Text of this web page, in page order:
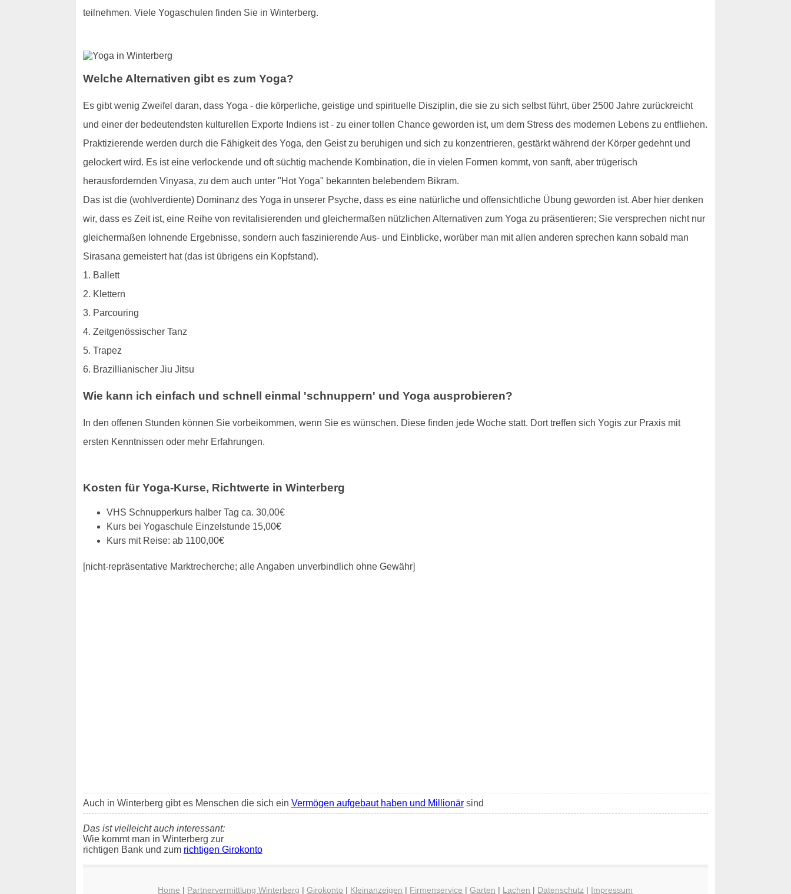
teilnehmen. Viele Yogaschulen finden Sie in Winterberg.
Welche Alternativen gibt es zum Yoga?
Es gibt wenig Zweifel daran, dass Yoga - die körperliche, geistige und spirituelle Disziplin, die sie zu sich selbst führt, über 2500 Jahre zurückreicht
und einer der bedeutendsten kulturellen Exporte Indiens ist - zu einer tollen Chance geworden ist, um dem Stress des modernen Lebens zu entfliehen.
Praktizierende werden durch die Fähigkeit des Yoga, den Geist zu beruhigen und sich zu konzentrieren, gestärkt während der Körper gedehnt und
gelockert wird. Es ist eine verlockende und oft süchtig machende Kombination, die in vielen Formen kommt, von sanft, aber trügerisch
herausfordernden Vinyasa, zu dem auch unter "Hot Yoga" bekannten belebendem Bikram.
Das ist die (wohlverdiente) Dominanz des Yoga in unserer Psyche, dass es eine natürliche und offensichtliche Übung geworden ist. Aber hier denken
wir, dass es Zeit ist, eine Reihe von revitalisierenden und gleichermaßen nützlichen Alternativen zum Yoga zu präsentieren; Sie versprechen nicht nur
gleichermaßen lohnende Ergebnisse, sondern auch faszinierende Aus- und Einblicke, worüber man mit allen anderen sprechen kann sobald man
Sirasana gemeistert hat (das ist übrigens ein Kopfstand).
1. Ballett
2. Klettern
3. Parcouring
4. Zeitgenössischer Tanz
5. Trapez
6. Brazillianischer Jiu Jitsu
Wie kann ich einfach und schnell einmal 'schnuppern' und Yoga ausprobieren?
In den offenen Stunden können Sie vorbeikommen, wenn Sie es wünschen. Diese finden jede Woche statt. Dort treffen sich Yogis zur Praxis mit
ersten Kenntnissen oder mehr Erfahrungen.
Kosten für Yoga-Kurse, Richtwerte in Winterberg
VHS Schnupperkurs halber Tag ca. 30,00€
Kurs bei Yogaschule Einzelstunde 15,00€
Kurs mit Reise: ab 1100,00€
[nicht-repräsentative Marktrecherche; alle Angaben unverbindlich ohne Gewähr]
Auch in Winterberg gibt es Menschen die sich ein Vermögen aufgebaut haben und Millionärsind
Das ist vielleicht auch interessant:
Wie kommt man in Winterberg zur
richtigen Bank und zum richtigen Girokonto
Home | Partnervermittlung Winterberg |Girokonto | Kleinanzeigen | Firmenservice |Garten | Lachen | Datenschutz | Impressum